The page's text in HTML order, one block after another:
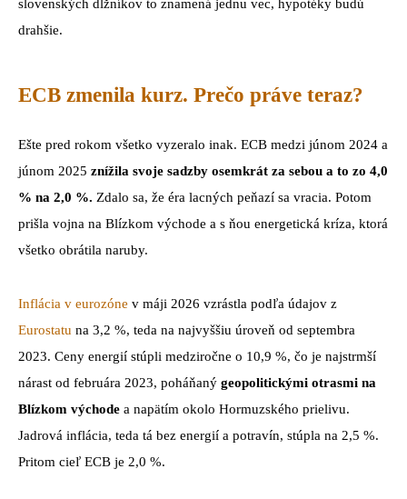
slovenských dlžníkov to znamená jednu vec, hypotéky budú
drahšie.
ECB zmenila kurz. Prečo práve teraz?
Ešte pred rokom všetko vyzeralo inak. ECB medzi júnom 2024 a
júnom 2025 znížila svoje sadzby osemkrát za sebou a to zo 4,0
% na 2,0 %. Zdalo sa, že éra lacných peňazí sa vracia. Potom
prišla vojna na Blízkom východe a s ňou energetická kríza, ktorá
všetko obrátila naruby.
Inflácia v eurozóne v máji 2026 vzrástla podľa údajov z
Eurostatu na 3,2 %, teda na najvyššiu úroveň od septembra
2023. Ceny energií stúpli medziročne o 10,9 %, čo je najstrmší
nárast od februára 2023, poháňaný geopolitickými otrasmi na
Blízkom východe a napätím okolo Hormuzského prielivu.
Jadrová inflácia, teda tá bez energií a potravín, stúpla na 2,5 %.
Pritom cieľ ECB je 2,0 %.